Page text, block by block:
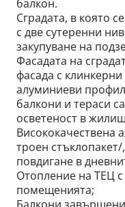
балкон.
Сградата, в която
с две сутеренни
закупуване на
Фасадата на
фасада с
алуминиеви
балкони и тераси
осветеност в
Висококачествена
троен
повдигане в
Отопление на ТЕЦ
помещенията;
Балкони